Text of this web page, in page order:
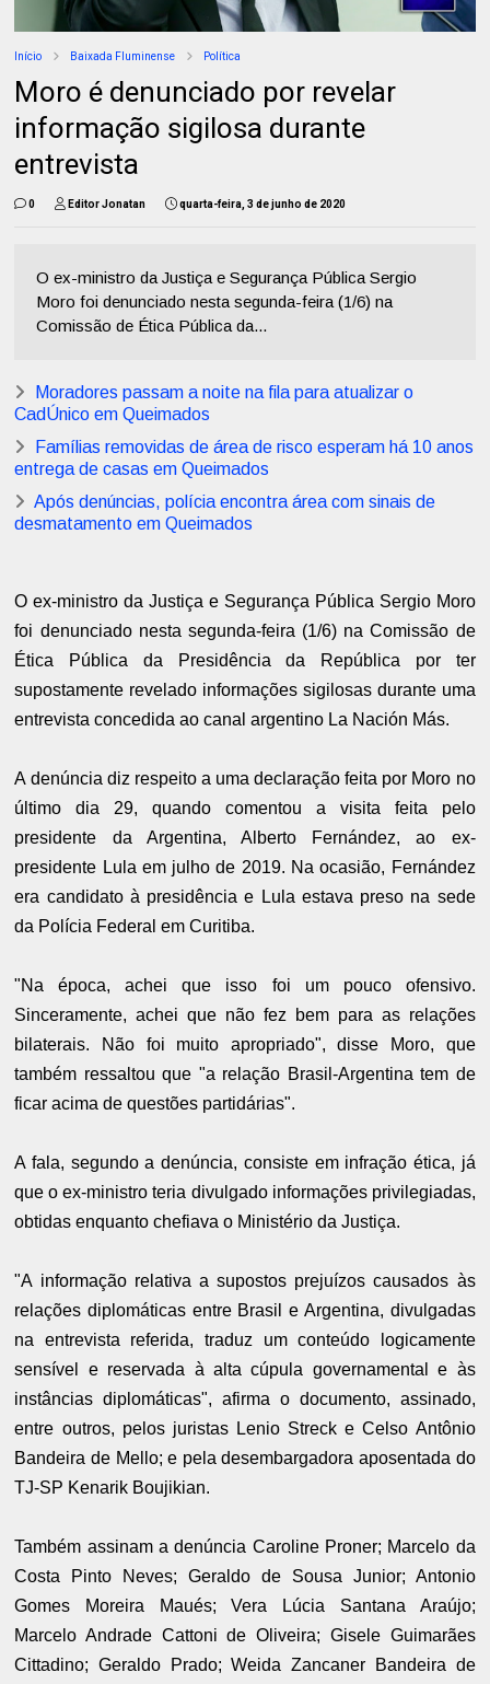
Início Baixada Fluminense Política
Moro é denunciado por revelar
informação sigilosa durante
entrevista
0 Editor Jonatan quarta-feira, 3 de junho de 2020
O ex-ministro da Justiça e Segurança Pública Sergio
Moro foi denunciado nesta segunda-feira (1/6) na
Comissão de Ética Pública da...
Moradores passam a noite na fila para atualizar o
CadÚnico em Queimados
Famílias removidas de área de risco esperam há 10 anos
entrega de casas em Queimados
Após denúncias, polícia encontra área com sinais de
desmatamento em Queimados
O ex-ministro da Justiça e Segurança Pública Sergio Moro
foi denunciado nesta segunda-feira (1/6) na Comissão de
Ética Pública da Presidência da República por ter
supostamente revelado informações sigilosas durante uma
entrevista concedida ao canal argentino La Nación Más.
A denúncia diz respeito a uma declaração feita por Moro no
último dia 29, quando comentou a visita feita pelo
presidente da Argentina, Alberto Fernández, ao ex-
presidente Lula em julho de 2019. Na ocasião, Fernández
era candidato à presidência e Lula estava preso na sede
da Polícia Federal em Curitiba.
"Na época, achei que isso foi um pouco ofensivo.
Sinceramente, achei que não fez bem para as relações
bilaterais. Não foi muito apropriado", disse Moro, que
também ressaltou que "a relação Brasil-Argentina tem de
ficar acima de questões partidárias".
A fala, segundo a denúncia, consiste em infração ética, já
que o ex-ministro teria divulgado informações privilegiadas,
obtidas enquanto chefiava o Ministério da Justiça.
"A informação relativa a supostos prejuízos causados às
relações diplomáticas entre Brasil e Argentina, divulgadas
na entrevista referida, traduz um conteúdo logicamente
sensível e reservada à alta cúpula governamental e às
instâncias diplomáticas", afirma o documento, assinado,
entre outros, pelos juristas Lenio Streck e Celso Antônio
Bandeira de Mello; e pela desembargadora aposentada do
TJ-SP Kenarik Boujikian.
Também assinam a denúncia Caroline Proner; Marcelo da
Costa Pinto Neves; Geraldo de Sousa Junior; Antonio
Gomes Moreira Maués; Vera Lúcia Santana Araújo;
Marcelo Andrade Cattoni de Oliveira; Gisele Guimarães
Cittadino; Geraldo Prado; Weida Zancaner Bandeira de